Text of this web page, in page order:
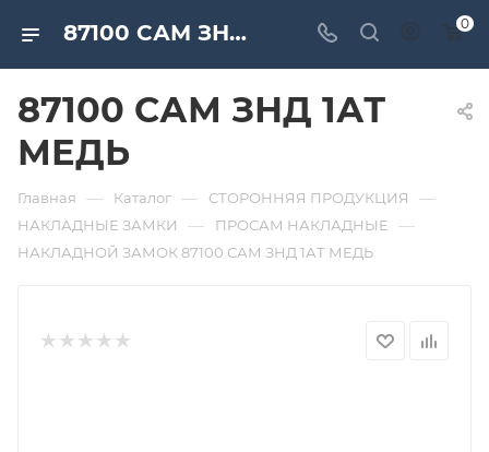
87100 САМ ЗНД 1АТ МЕДЬ. Дверная и мебельная фурнитура САМИР-КИЛИТ | Оптовые поставки 0
87100 САМ ЗНД 1АТ
МЕДЬ
Главная — Каталог — СТОРОННЯЯ ПРОДУКЦИЯ —
НАКЛАДНЫЕ ЗАМКИ — ПРОСАМ НАКЛАДНЫЕ —
НАКЛАДНОЙ ЗАМОК 87100 САМ ЗНД 1АТ МЕДЬ